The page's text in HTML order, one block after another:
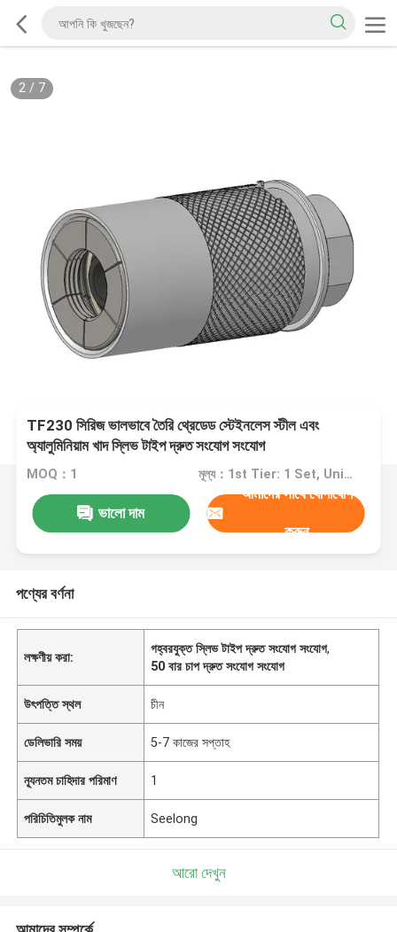
2/ 7
TF230 সিরিজ ভালভাবে তৈরি থ্রেডেড স্টেইনলেস স্টীল এবং
অ্যালুমিনিয়াম খাদ স্লিভ টাইপ দ্রুত সংযোগ সংযোগ
MOQ：1 মূল্য：1st Tier: 1 Set, Unit Price USD 3.00 2nd Tier: 2-5 Sets, Unit Price USD 2.00 3rd Tier: Over 5 Sets, Unit Price USD 1.00
ভালো দাম
আমাদের সাথে যোগাযোগ
করুন
পণ্যের বর্ণনা
লক্ষণীয় করা:
গহ্বরযুক্ত স্লিভ টাইপ দ্রুত সংযোগ সংযোগ,
50 বার চাপ দ্রুত সংযোগ সংযোগ
উৎপত্তি স্থল চীন
ডেলিভারি সময় 5-7 কাজের সপ্তাহ
ন্যূনতম চাহিদার পরিমাণ 1
পরিচিতিমুলক নাম Seelong
আরো দেখুন